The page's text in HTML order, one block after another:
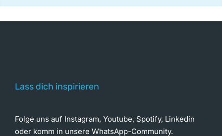
Lass dich inspirieren
Folge uns auf Instagram, Youtube, Spotify, Linkedin
oder komm in unsere WhatsApp-Community.